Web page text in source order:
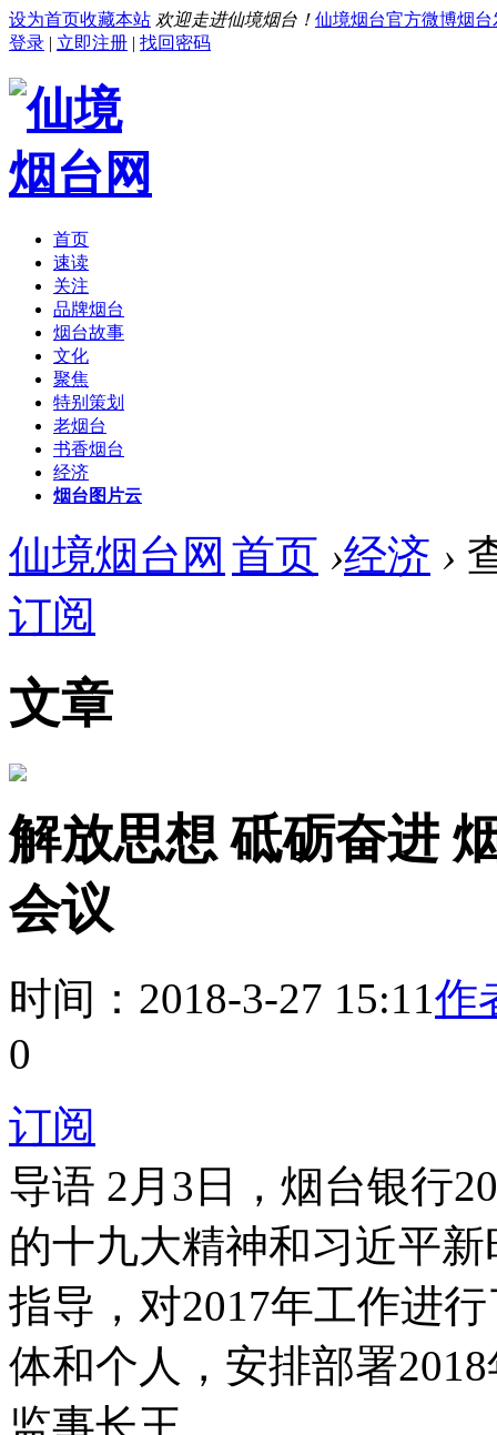
设为首页收藏本站 欢迎走进仙境烟台！ 仙境烟台官方微博烟台
登录 | 立即注册 | 找回密码
首页
速读
关注
品牌烟台
烟台故事
文化
聚焦
特别策划
老烟台
书香烟台
经济
烟台图片云
仙境烟台网 首页 ›经济 ›
订阅
文章
解放思想 砥砺奋进
会议
时间：2018-3-27 15:11作
0
订阅
导语 2月3日，烟台银行
的十九大精神和习近平
指导，对2017年工作进
体和个人，安排部署
监事长王 ...